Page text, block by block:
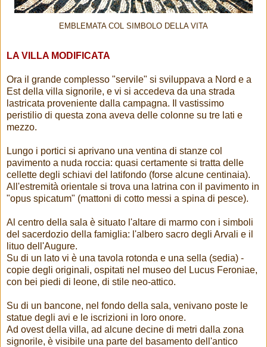
EMBLEMATA COL SIMBOLO DELLA VITA
LA VILLA MODIFICATA
Ora il grande complesso "servile" si sviluppava a Nord e a
Est della villa signorile, e vi si accedeva da una strada
lastricata proveniente dalla campagna. Il vastissimo
peristilio di questa zona aveva delle colonne su tre lati e
mezzo.
Lungo i portici si aprivano una ventina di stanze col
pavimento a nuda roccia: quasi certamente si tratta delle
cellette degli schiavi del latifondo (forse alcune centinaia).
All'estremità orientale si trova una latrina con il pavimento in
"opus spicatum" (mattoni di cotto messi a spina di pesce).
Al centro della sala è situato l'altare di marmo con i simboli
del sacerdozio della famiglia: l'albero sacro degli Arvali e il
lituo dell'Augure.
Su di un lato vi è una tavola rotonda e una sella (sedia) -
copie degli originali, ospitati nel museo del Lucus Feroniae,
con bei piedi di leone, di stile neo-attico.
Su di un bancone, nel fondo della sala, venivano poste le
statue degli avi e le iscrizioni in loro onore.
Ad ovest della villa, ad alcune decine di metri dalla zona
signorile, è visibile una parte del basamento dell'antico